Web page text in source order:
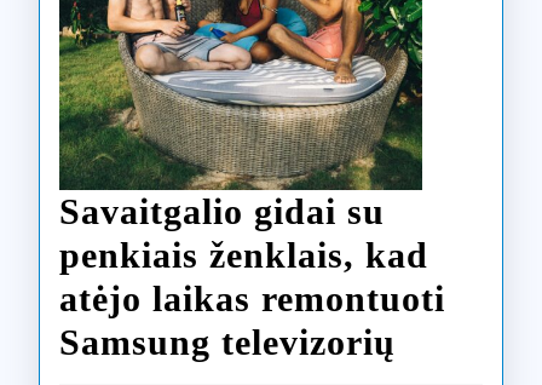
Savaitgalio gidai su
penkiais ženklais, kad
atėjo laikas remontuoti
Samsung televizorių